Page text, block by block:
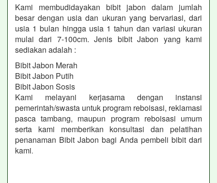
Kami membudidayakan bibit jabon dalam jumlah
besar dengan usia dan ukuran yang bervariasi, dari
usia 1 bulan hingga usia 1 tahun dan variasi ukuran
mulai dari 7-100cm. Jenis bibit Jabon yang kami
sediakan adalah :
Bibit Jabon Merah
Bibit Jabon Putih
Bibit Jabon Sosis
Kami melayani kerjasama dengan instansi
pemerintah/swasta untuk program reboisasi, reklamasi
pasca tambang, maupun program reboisasi umum
serta kami memberikan konsultasi dan pelatihan
penanaman Bibit Jabon bagi Anda pembeli bibit dari
kami.